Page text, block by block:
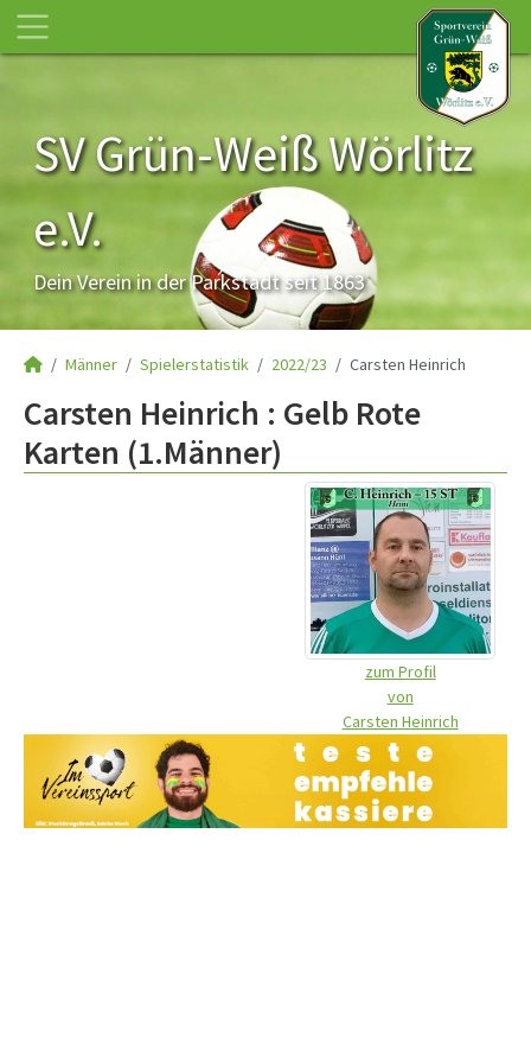
SV Grün-Weiß Wörlitz
e.V.
Dein Verein in der Parkstadt seit 1863
Männer Spielerstatistik 2022/23 Carsten Heinrich
Carsten Heinrich : Gelb Rote
Karten (1.Männer)
zum Profil
von
Carsten Heinrich